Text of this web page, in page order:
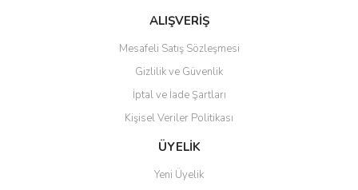
ALIŞVERİŞ
Mesafeli Satış Sözleşmesi
Gizlilik ve Güvenlik
İptal ve İade Şartları
Kişisel Veriler Politikası
ÜYELİK
Yeni Üyelik